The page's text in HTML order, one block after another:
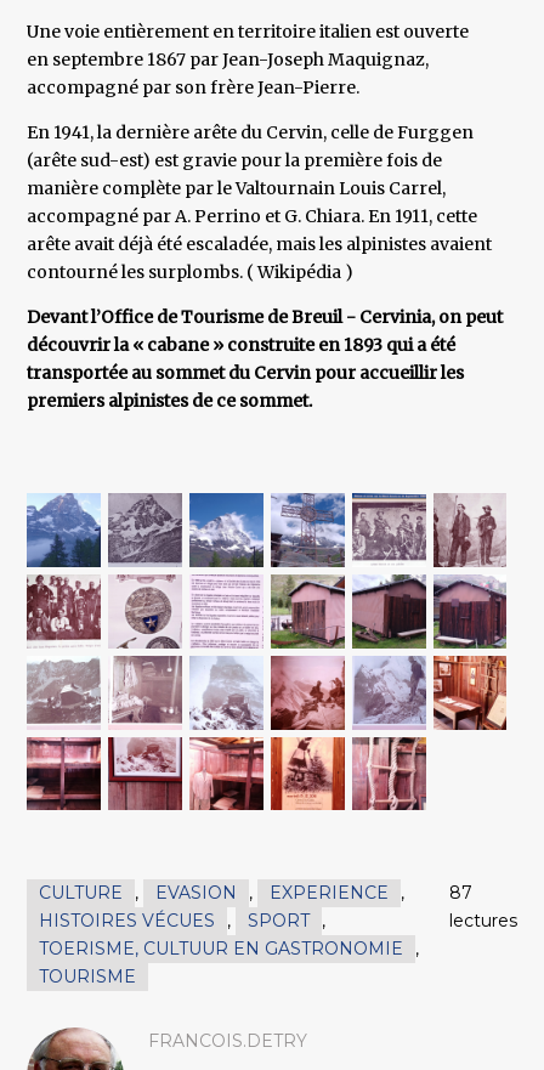
Une voie entièrement en territoire italien est ouverte
en septembre 1867 par Jean-Joseph Maquignaz,
accompagné par son frère Jean-Pierre.
En 1941, la dernière arête du Cervin, celle de Furggen
(arête sud-est) est gravie pour la première fois de
manière complète par le Valtournain Louis Carrel,
accompagné par A. Perrino et G. Chiara. En 1911, cette
arête avait déjà été escaladée, mais les alpinistes avaient
contourné les surplombs. ( Wikipédia )
Devant l’Office de Tourisme de Breuil - Cervinia, on peut
découvrir la « cabane » construite en 1893 qui a été
transportée au sommet du Cervin pour accueillir les
premiers alpinistes de ce sommet.
CULTURE , EVASION , EXPERIENCE
,
HISTOIRES VÉCUES
, SPORT ,
TOERISME, CULTUUR EN GASTRONOMIE
,
TOURISME
87
lectures
FRANCOIS.DETRY